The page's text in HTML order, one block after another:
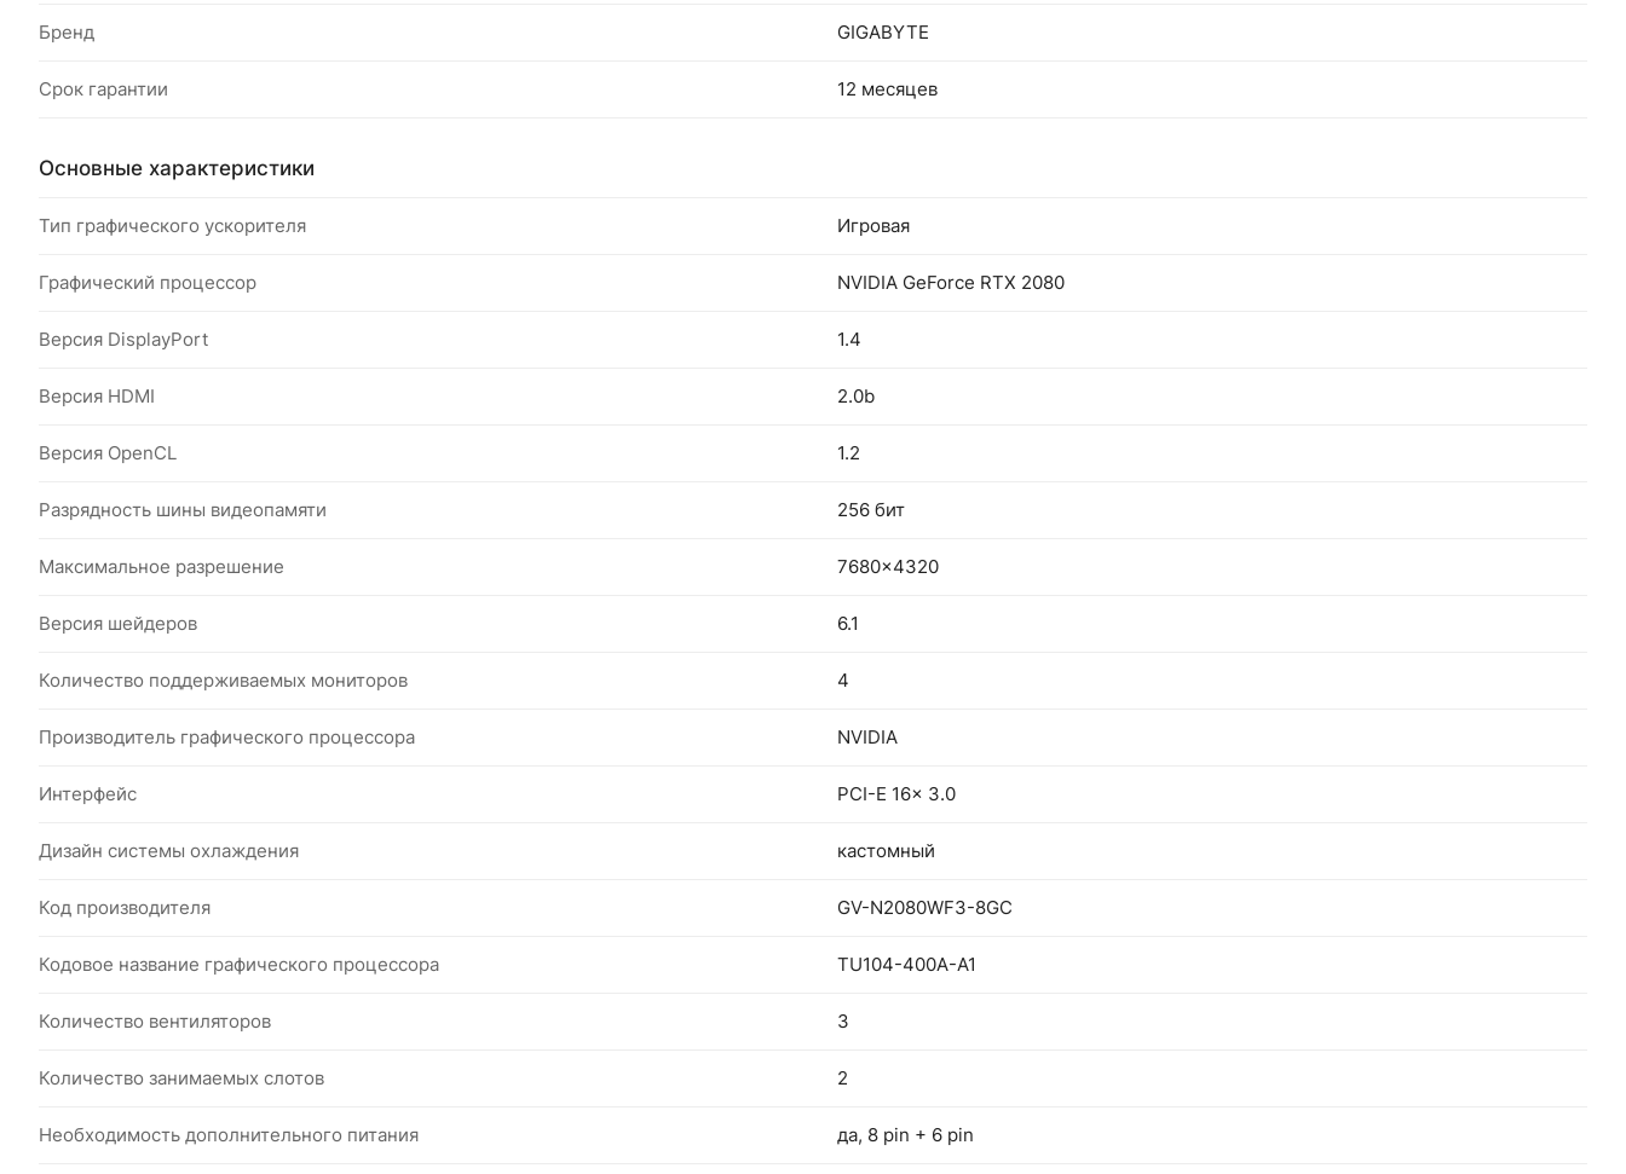
Бренд GIGABYTE
Срок гарантии 12 месяцев
Основные характеристики
Тип графического ускорителя Игровая
Графический процессор NVIDIA GeForce RTX 2080
Версия DisplayPort 1.4
Версия HDMI 2.0b
Версия OpenCL 1.2
Разрядность шины видеопамяти 256 бит
Максимальное разрешение 7680x4320
Версия шейдеров 6.1
Количество поддерживаемых мониторов 4
Производитель графического процессора NVIDIA
Интерфейс PCI-E 16x 3.0
Дизайн системы охлаждения кастомный
Код производителя GV-N2080WF3-8GC
Кодовое название графического процессора TU104-400A-A1
Количество вентиляторов 3
Количество занимаемых слотов 2
Необходимость дополнительного питания да, 8 pin + 6 pin